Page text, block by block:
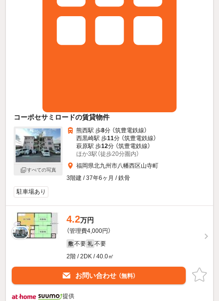
コーポセサミロードの賃貸物件
すべての写真
熊西駅 歩8分 （筑豊電鉄線）
西黒崎駅 歩11分 （筑豊電鉄線）
萩原駅 歩12分 （筑豊電鉄線）
ほか3駅（徒歩20分圏内）
福岡県北九州市八幡西区山寺町
3階建 / 37年6ヶ月 / 鉄骨
駐車場あり
4.2万円
（管理費4,000円）
敷 不要 礼 不要
2階 / 2DK / 40.0㎡
お問い合わせ （無料）
提供